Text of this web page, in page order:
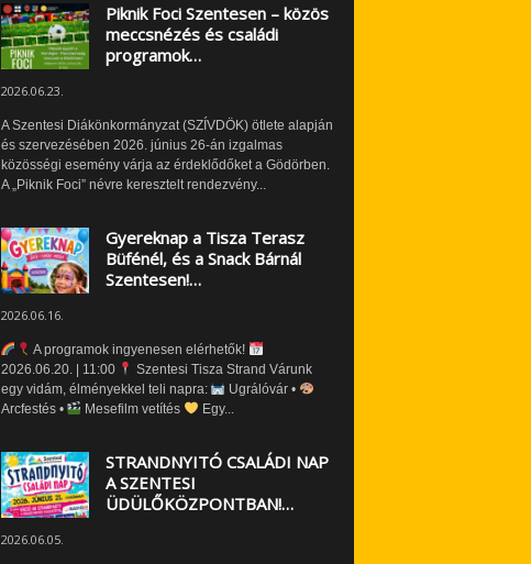
Piknik Foci Szentesen – közös
meccsnézés és családi
programok…
2026.06.23.
A Szentesi Diákönkormányzat (SZÍVDÖK) ötlete alapján
és szervezésében 2026. június 26-án izgalmas
közösségi esemény várja az érdeklődőket a Gödörben.
A „Piknik Foci” névre keresztelt rendezvény...
Gyereknap a Tisza Terasz
Büfénél, és a Snack Bárnál
Szentesen!…
2026.06.16.
A programok ingyenesen elérhetők!
2026.06.20. | 11:00
Szentesi Tisza Strand Várunk
egy vidám, élményekkel teli napra:
Ugrálóvár •
Arcfestés •
Mesefilm vetítés Egy...
STRANDNYITÓ CSALÁDI NAP
A SZENTESI
ÜDÜLŐKÖZPONTBAN!…
2026.06.05.